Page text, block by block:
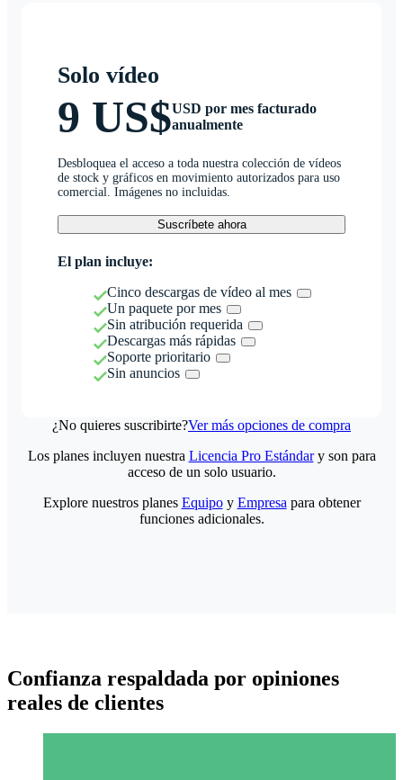
Solo vídeo
9 US$USD por mes facturado
anualmente
Desbloquea el acceso a toda nuestra colección de vídeos
de stock y gráficos en movimiento autorizados para uso
comercial. Imágenes no incluidas.
Suscríbete ahora
El plan incluye:
Cinco descargas de vídeo al mes
Un paquete por mes
Sin atribución requerida
Descargas más rápidas
Soporte prioritario
Sin anuncios
¿No quieres suscribirte?Ver más opciones de compra
Los planes incluyen nuestra Licencia Pro Estándary son para
acceso de un solo usuario.
Explore nuestros planes Equipoy Empresa para obtener
funciones adicionales.
Confianza respaldada por opiniones
reales de clientes